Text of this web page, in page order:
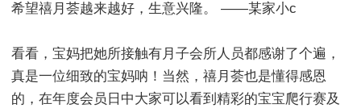
希望禧月荟越来越好，生意兴隆。 ——某家小c
看看，宝妈把她所接触有月子会所人员都感谢了个遍，
真是一位细致的宝妈呐！当然，禧月荟也是懂得感恩
的，在年度会员日中大家可以看到精彩的宝宝爬行赛及